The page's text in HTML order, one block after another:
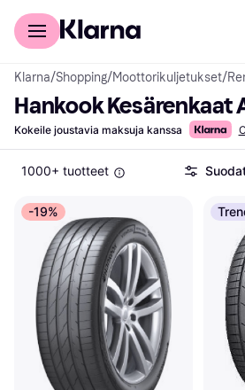
Kuluttajille
Klarna/Shopping/Moottorikuljetukset/
Hankook Kesärenkaat
Kokeile joustavia maksuja kanssa
1000+ tuotteet
-19%